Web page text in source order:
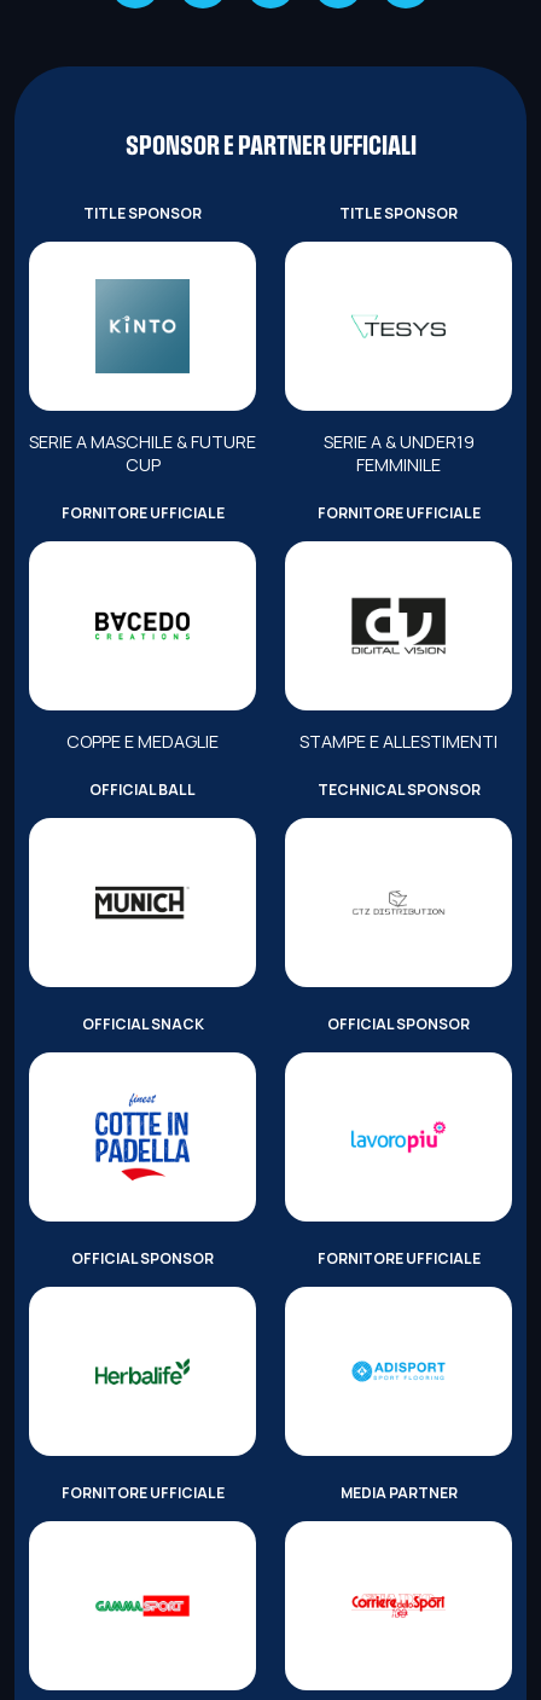
SPONSOR E PARTNER UFFICIALI
TITLE SPONSOR
SERIE A MASCHILE & FUTURE
CUP
TITLE SPONSOR
SERIE A & UNDER19
FEMMINILE
FORNITORE UFFICIALE
COPPE E MEDAGLIE
FORNITORE UFFICIALE
STAMPE E ALLESTIMENTI
OFFICIAL BALL TECHNICAL SPONSOR
OFFICIAL SNACK OFFICIAL SPONSOR
OFFICIAL SPONSOR FORNITORE UFFICIALE
FORNITORE UFFICIALE MEDIA PARTNER